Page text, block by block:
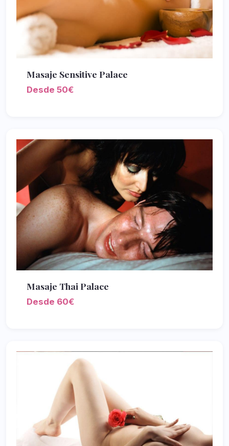
Masaje Sensitive Palace
Desde 50€
Masaje Thai Palace
Desde 60€